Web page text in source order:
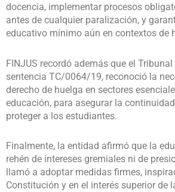
docencia, implementar procesos
antes de cualquier paralización, y
educativo mínimo aún en contextos de
FINJUS recordó además que el
sentencia TC/0064/19, reconoció la
derecho de huelga en sectores
educación, para asegurar la
proteger a los estudiantes.
Finalmente, la entidad afirmó que la
rehén de intereses gremiales ni de
llamó a adoptar medidas firmes,
Constitución y en el interés superior de